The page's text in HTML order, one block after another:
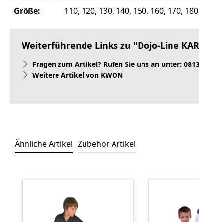
Größe:
110, 120, 130, 140, 150, 160, 170,
Weiterführende Links zu "Dojo-Line
Fragen zum Artikel? Rufen Sie uns an unter:
Weitere Artikel von KWON
Ähnliche Artikel Zubehör Artikel